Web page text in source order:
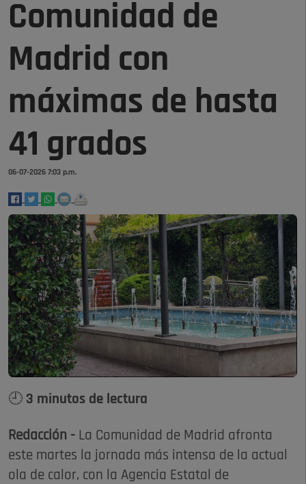
Comunidad de
Madrid con
máximas de hasta
41 grados
06-07-2026 7:03 p.m.
🕘 3 minutos de lectura
Redacción - La Comunidad de Madrid afronta
este martes la jornada más intensa de la actual
ola de calor, con la Agencia Estatal de